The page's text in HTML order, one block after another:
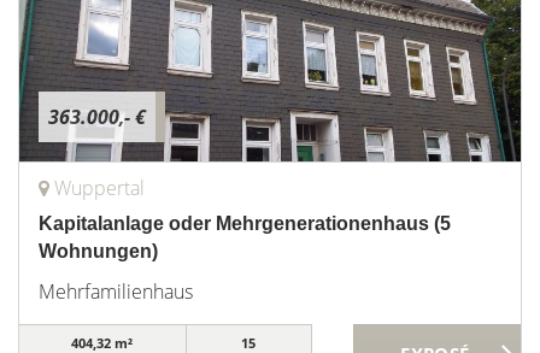
363.000,- €
Wuppertal
Kapitalanlage oder Mehrgenerationenhaus (5
Wohnungen)
Mehrfamilienhaus
404,32 m²
15